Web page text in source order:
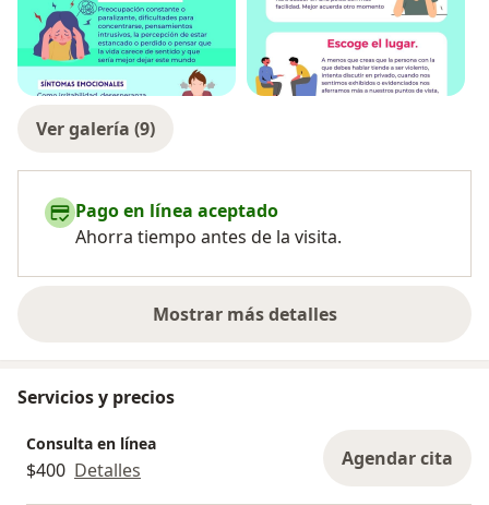
Ver galería (9)
Pago en línea aceptado
Ahorra tiempo antes de la visita.
Mostrar más detalles
sobre la experiencia
Servicios y precios
Consulta en línea
$400 Detalles Agendar cita